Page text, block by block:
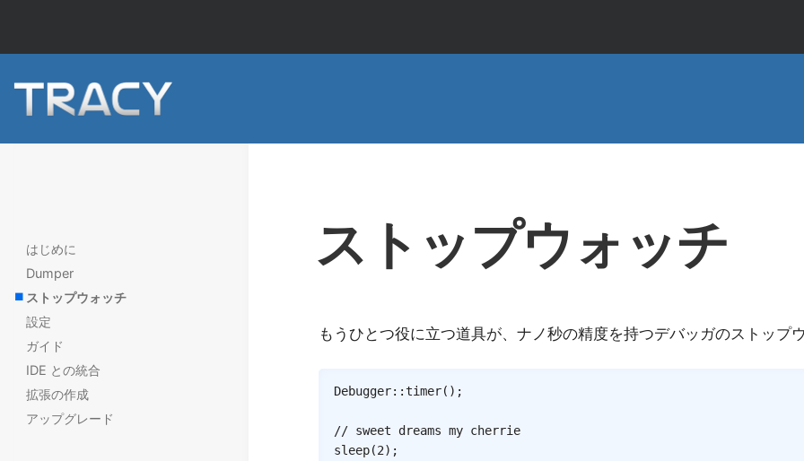
ストップウォッチ
もうひとつ役に立つ道具が、ナノ秒の精度を持つデバッガのストップ
Debugger::timer( ) ;
// sweet dreams my cherrie
sleep(2) ;
はじめに
Dumper
ストップウォッチ
設定
ガイド
IDE との統合
拡張の作成
アップグレード